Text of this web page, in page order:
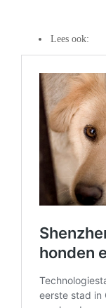
Lees ook: